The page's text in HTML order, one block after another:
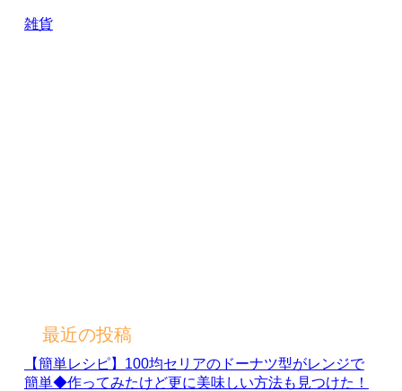
雑貨
最近の投稿
【簡単レシピ】100均セリアのドーナツ型がレンジで
簡単◆作ってみたけど更に美味しい方法も見つけた！